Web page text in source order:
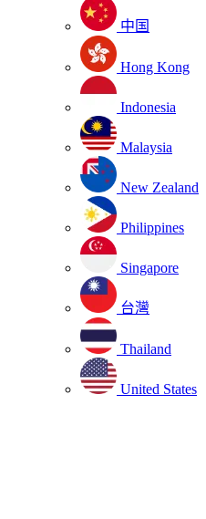
中国
Hong Kong
Indonesia
Malaysia
New Zealand
Philippines
Singapore
台灣
Thailand
United States